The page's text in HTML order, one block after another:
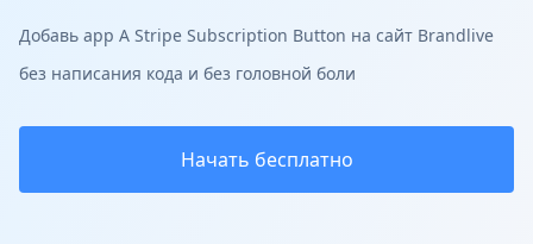
Добавь app A Stripe Subscription Button на сайт Brandlive
без написания кода и без головной боли
Начать бесплатно